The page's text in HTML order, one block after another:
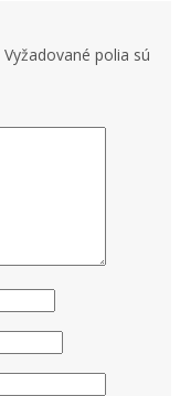
Vyžadované polia sú